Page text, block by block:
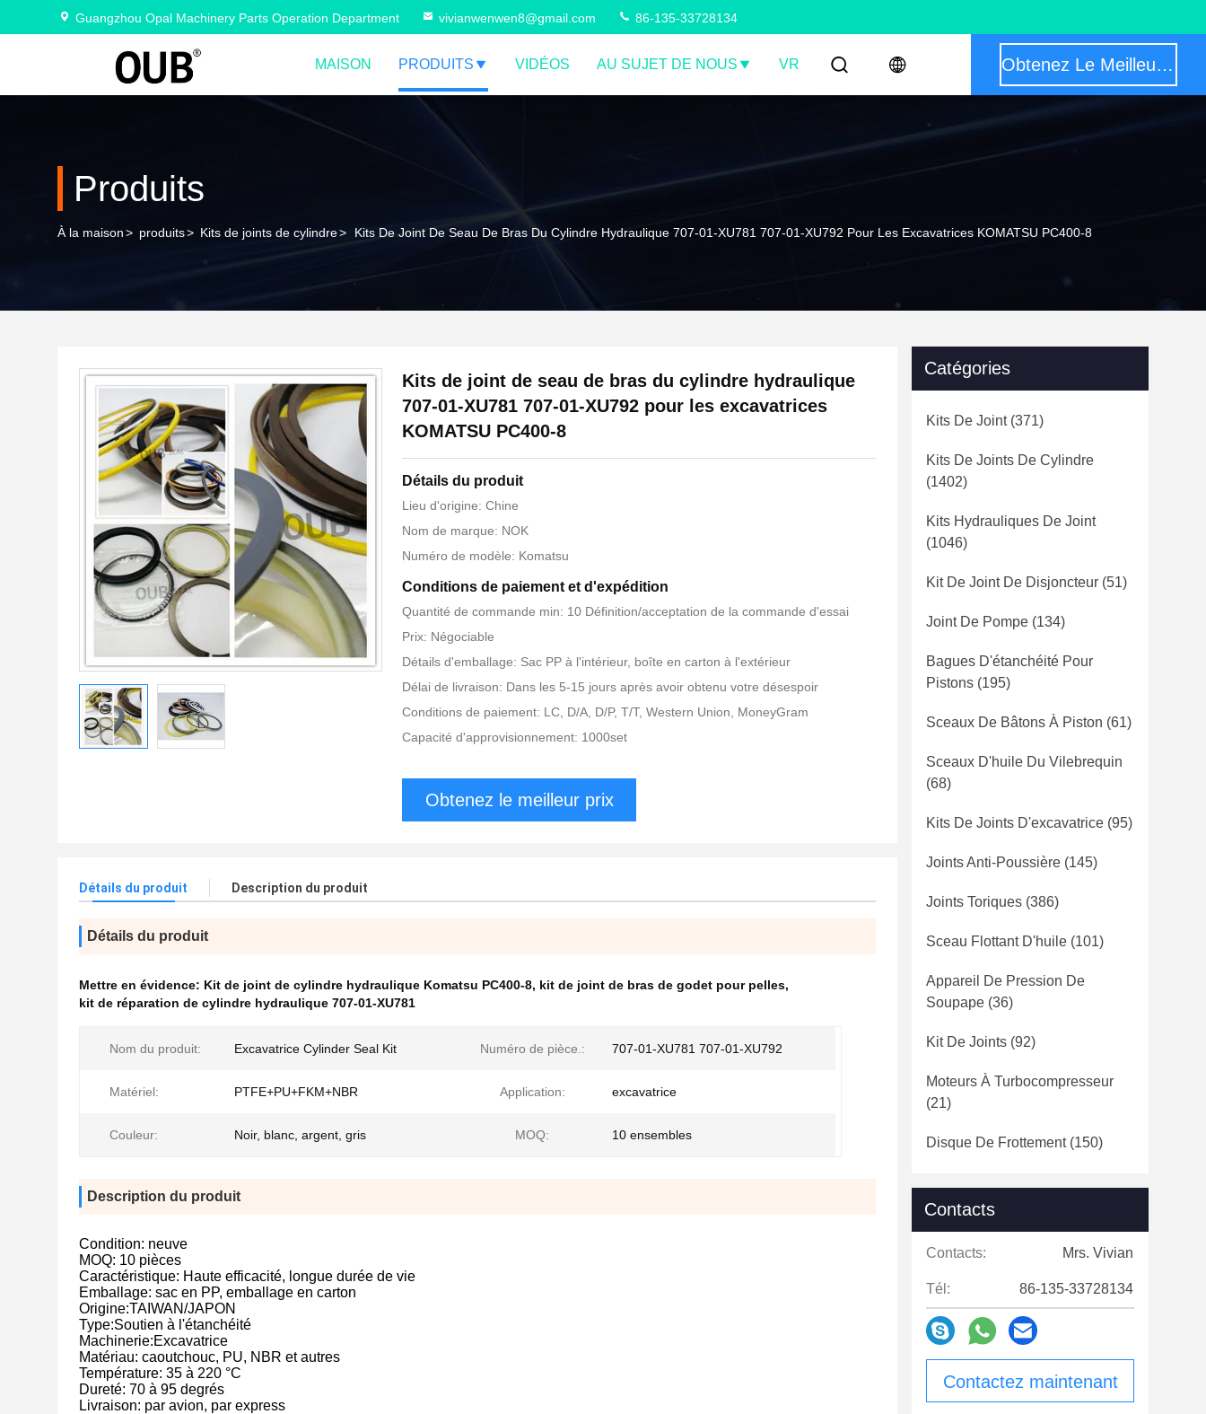
Guangzhou Opal Machinery Parts Operation Department vivianwenwen8@gmail.com 86-135-33728134
MAISON PRODUITS VIDÉOS AU SUJET DE NOUS VR Obtenez Le Meilleur Prix
Produits
À la maison> produits> Kits de joints de cylindre> Kits De Joint De Seau De Bras Du Cylindre Hydraulique 707-01-XU781 707-01-XU792 Pour Les Excavatrices KOMATSU PC400-8
Kits de joint de seau de bras du cylindre hydraulique
707-01-XU781 707-01-XU792 pour les excavatrices
KOMATSU PC400-8
Détails du produit
Lieu d'origine: Chine
Nom de marque: NOK
Numéro de modèle: Komatsu
Conditions de paiement et d'expédition
Quantité de commande min: 10 Définition/acceptation de la commande d'essai
Prix: Négociable
Détails d'emballage: Sac PP à l'intérieur, boîte en carton à l'extérieur
Délai de livraison: Dans les 5-15 jours après avoir obtenu votre désespoir
Conditions de paiement: LC, D/A, D/P, T/T, Western Union, MoneyGram
Capacité d'approvisionnement: 1000set
Obtenez le meilleur prix
Détails du produit Description du produit
Détails du produit
Mettre en évidence: Kit de joint de cylindre hydraulique Komatsu PC400-8, kit de joint de bras de godet pour pelles,
kit de réparation de cylindre hydraulique 707-01-XU781
Nom du produit: Excavatrice Cylinder Seal Kit Numéro de pièce.: 707-01-XU781 707-01-XU792
Matériel: PTFE+PU+FKM+NBR Application: excavatrice
Couleur: Noir, blanc, argent, gris MOQ: 10 ensembles
Description du produit
Condition: neuve
MOQ: 10 pièces
Caractéristique: Haute efficacité, longue durée de vie
Emballage: sac en PP, emballage en carton
Origine:TAIWAN/JAPON
Type:Soutien à l'étanchéité
Machinerie:Excavatrice
Matériau: caoutchouc, PU, NBR et autres
Température: 35 à 220 °C
Dureté: 70 à 95 degrés
Livraison: par avion, par express
Catégories
Kits De Joint(371)
Kits De Joints De Cylindre
(1402)
Kits Hydrauliques De Joint
(1046)
Kit De Joint De Disjoncteur (51)
Joint De Pompe (134)
Bagues D'étanchéité Pour
Pistons (195)
Sceaux De Bâtons À Piston (61)
Sceaux D'huile Du Vilebrequin
(68)
Kits De Joints D'excavatrice (95)
Joints Anti-Poussière (145)
Joints Toriques (386)
Sceau Flottant D'huile (101)
Appareil De Pression De
Soupape (36)
Kit De Joints (92)
Moteurs À Turbocompresseur
(21)
Disque De Frottement(150)
Contacts
Contacts: Mrs. Vivian
Tél: 86-135-33728134
Contactez maintenant